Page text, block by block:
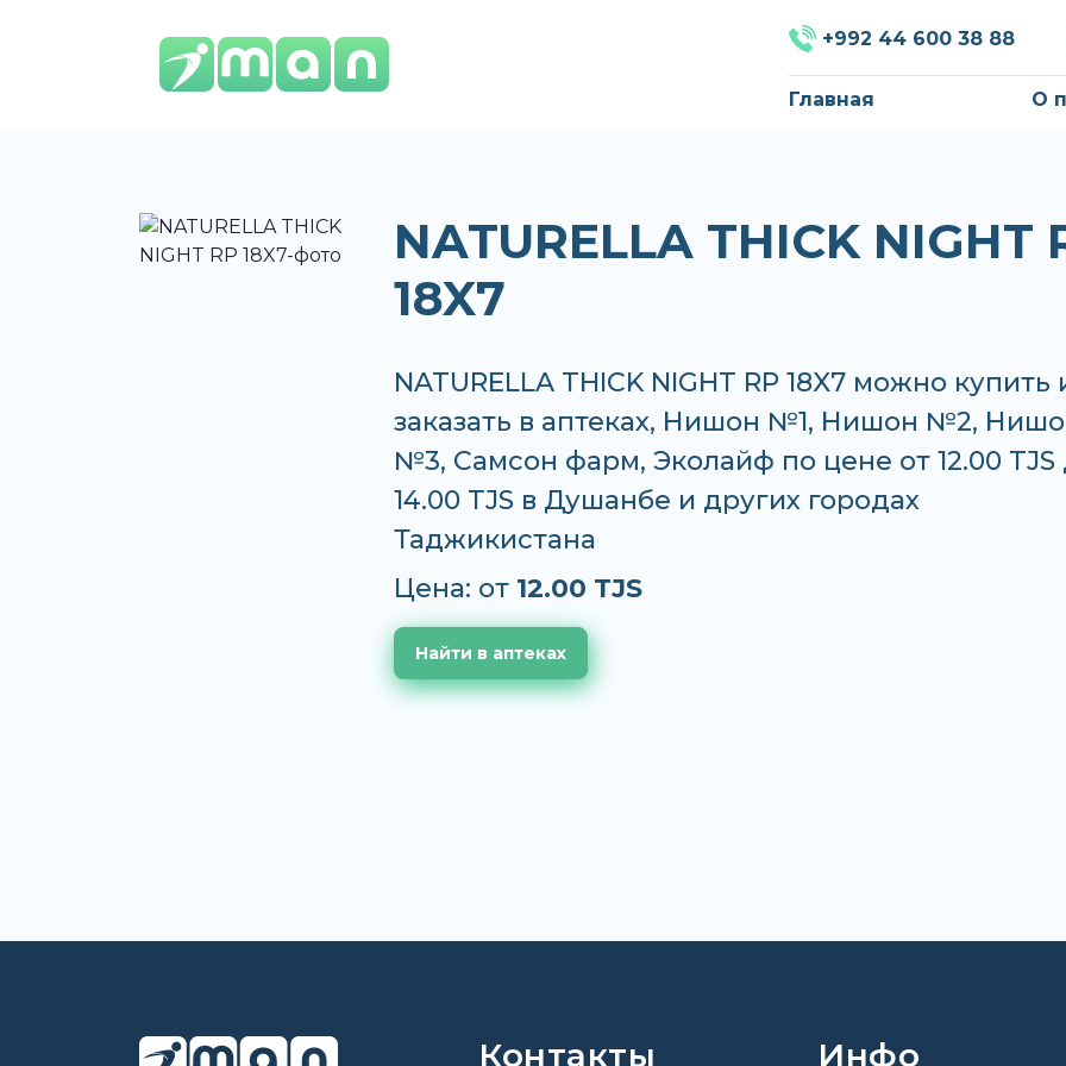
+992 44 600 38 88
Главная О
NATURELLA THICK NIGHT
18X7
NATURELLA THICK NIGHT RP 18X7 можно купить
заказать в аптеках, Нишон №1, Нишон №2,
№3, Самсон фарм, Эколайф по цене от 12.00 TJS
14.00 TJS в Душанбе и других городах
Таджикистана
Цена: от 12.00 TJS
Найти в аптеках
Контакты Инфо